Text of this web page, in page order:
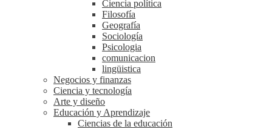
Ciencia política
Filosofía
Geografía
Sociología
Psicologia
comunicacion
lingüistica
Negocios y finanzas
Ciencia y tecnología
Arte y diseño
Educación y Aprendizaje
Ciencias de la educación